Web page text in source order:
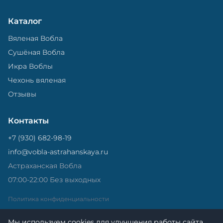
Каталог
Вяленая Вобла
Сушёная Вобла
Икра Воблы
Чехонь вяленая
Отзывы
Контакты
+7 (930) 682-98-19
info@vobla-astrahanskaya.ru
Астраханская Вобла
07:00-22:00 Без выходных
Политика конфиденциальности